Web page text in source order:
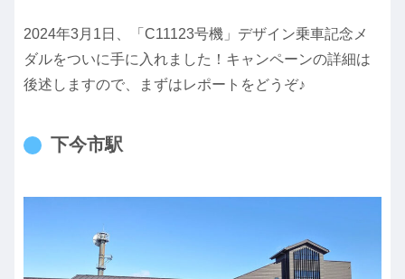
2024年3月1日、「C11123号機」デザイン乗車記念メ
ダルをついに手に入れました！キャンペーンの詳細は
後述しますので、まずはレポートをどうぞ♪
下今市駅